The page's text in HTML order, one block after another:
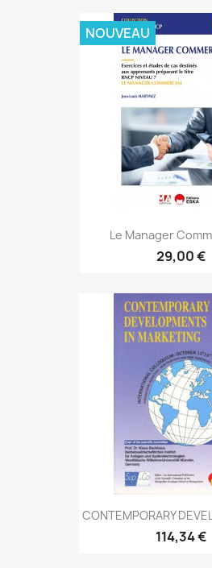
Le Manager
29,00 €
NOUVEAU
CONTEMPORARY
114,34 €